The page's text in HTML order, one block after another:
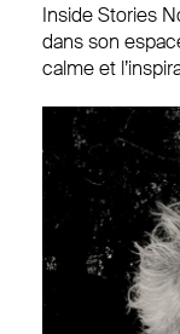
Inside Stories
dans son
calme et